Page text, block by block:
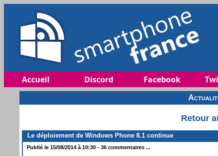
Accueil Discord Facebook
Retour
Le déploiement de Windows Phone 8.1 continue
Publié le 15/08/2014 à 10:30 - 36 commentaires ...